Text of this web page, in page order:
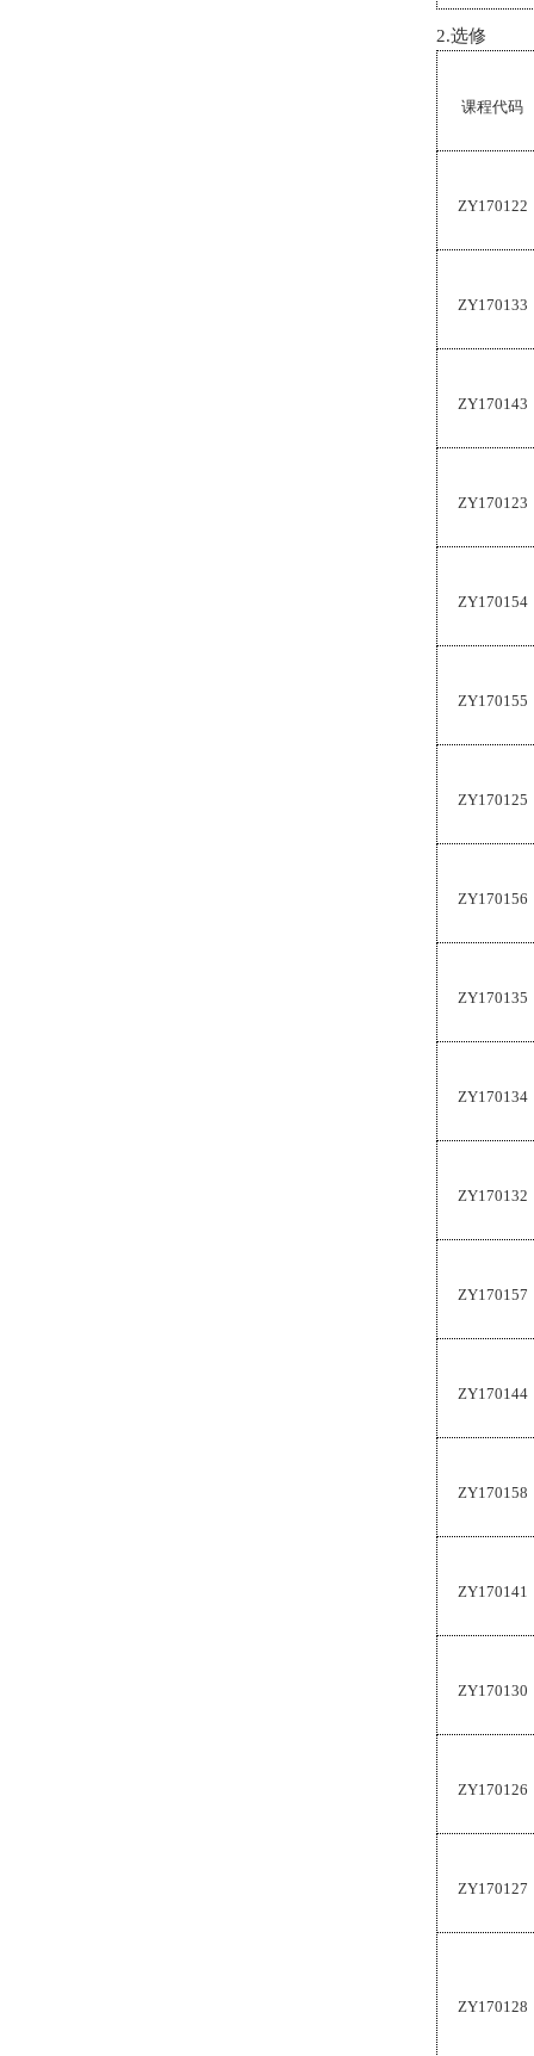
2.选修
课程代码
ZY170122
ZY170133
ZY170143
ZY170123
ZY170154
ZY170155
ZY170125
ZY170156
ZY170135
ZY170134
ZY170132
ZY170157
ZY170144
ZY170158
ZY170141
ZY170130
ZY170126
ZY170127
ZY170128